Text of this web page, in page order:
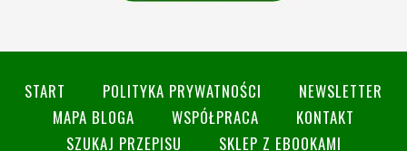
START POLITYKA PRYWATNOŚCI
NEWSLETTER
MAPA BLOGA
WSPÓŁPRACA
KONTAKT
SZUKAJ PRZEPISU
SKLEP Z EBOOKAMI